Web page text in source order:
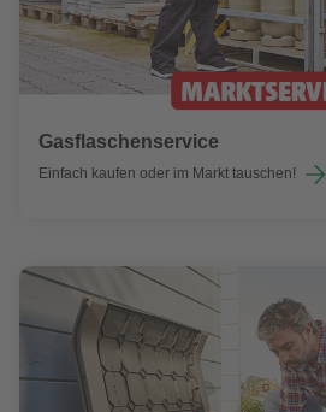
Gasflaschenservice
Einfach kaufen oder im Markt tauschen!